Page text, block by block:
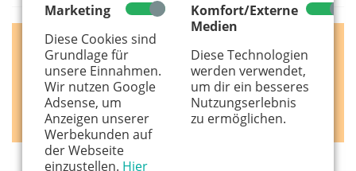
Marketing
Diese Cookies sind
Grundlage für
unsere Einnahmen.
Wir nutzen Google
Adsense, um
Anzeigen unserer
Werbekunden auf
der Webseite
einzustellen. Hier
Komfort/Externe
Medien
Diese Technologien
werden verwendet,
um dir ein besseres
Nutzungserlebnis
zu ermöglichen.